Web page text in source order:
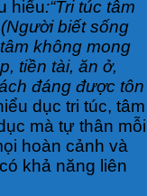
hiểu:“Tri túc tâm
biết sống
không mong
tiền tài, ăn ở,
đáng được tôn
dục tri túc, tâm
mà tự thân mỗi
hoàn cảnh và
khả năng liên